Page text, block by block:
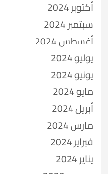
أكتوبر 2024
سبتمبر 2024
أغسطس 2024
يوليو 2024
يونيو 2024
مايو 2024
أبريل 2024
مارس 2024
فبراير 2024
يناير 2024